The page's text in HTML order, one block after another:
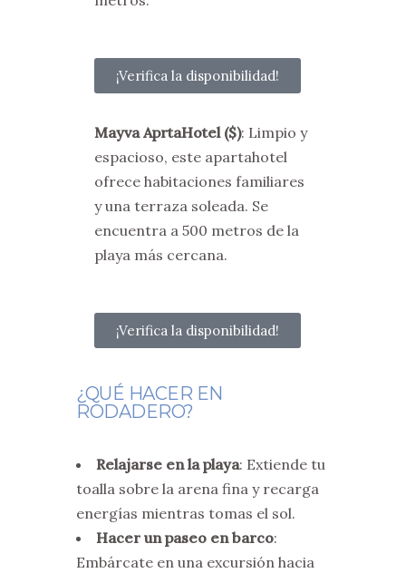
¡Verifica la disponibilidad!
Mayva AprtaHotel ($): Limpio y
espacioso, este apartahotel
ofrece habitaciones familiares
y una terraza soleada. Se
encuentra a 500 metros de la
playa más cercana.
¡Verifica la disponibilidad!
¿QUÉ HACER EN
RODADERO?
Relajarse en la playa: Extiende tu
toalla sobre la arena fina y recarga
energías mientras tomas el sol.
Hacer un paseo en barco:
Embárcate en una excursión hacia